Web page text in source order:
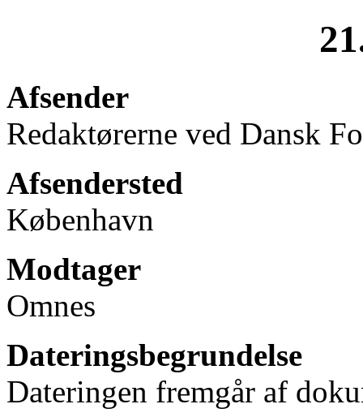
Afsender
Redaktørerne ved Dansk
Afsendersted
København
Modtager
Omnes
Dateringsbegrundelse
Dateringen fremgår af